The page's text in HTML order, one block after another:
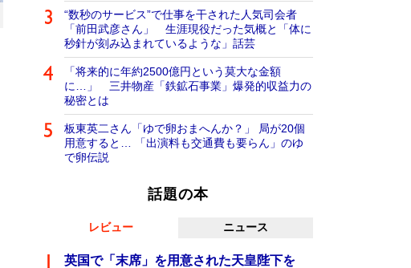
“数秒のサービス”で仕事を干された人気司会者
「前田武彦さん」 生涯現役だった気概と「体に
秒針が刻み込まれているような」話芸
「将来的に年約2500億円という莫大な金額
に…」 三井物産「鉄鉱石事業」爆発的収益力の
秘密とは
板東英二さん「ゆで卵おまへんか？」 局が20個
用意すると… 「出演料も交通費も要らん」のゆ
で卵伝説
話題の本
レビュー ニュース
英国で「末席」を用意された天皇陛下を